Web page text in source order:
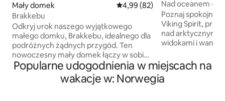
Mały domek Średnia ocena: 4,99 na 5,
4,99 (82)
Brakkebu
Odkryj urok naszego wyjątkowego
małego domku, Brakkebu, idealnego dla
podróżnych żądnych przygód. Ten
nowoczesny mały domek łączy w sobie
wygodę i funkcjonalność w przytulnym
otoczeniu. Znajdziesz tu jasny salon, w
pełni wyposażoną kuchnię i wygodne
Nad oceanem -
wanna/
fiord/prywatne
Poznaj spokojne
Viking Spirit,
nad arktycznym
widokami i
do sufitu idealne
polarnej. YouTube Video: search
Popularne udogodnienia w miejscach na
wakacje w: Norwegia